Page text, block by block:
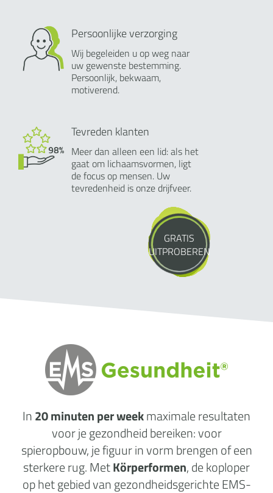
Persoonlijke verzorging
Wij begeleiden u op weg naar
uw gewenste bestemming.
Persoonlijk, bekwaam,
motiverend.
Tevreden klanten
Meer dan alleen een lid: als het
gaat om lichaamsvormen, ligt
de focus op mensen. Uw
tevredenheid is onze drijfveer.
GRATIS
UITPROBEREN
In20 minuten per weekmaximaleresultaten
voor je gezondheidbereiken: voor
spieropbouw, je figuur in vorm brengen of een
sterkere rug. MetKörperformen, de koploper
op het gebied van gezondheidsgerichte EMS-